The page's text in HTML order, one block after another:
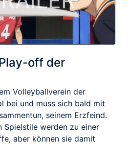
off der
Volleyballverein der
bei und muss sich bald mit
seinem Erzfeind.
Spielstile werden zu einer
aber können sie damit